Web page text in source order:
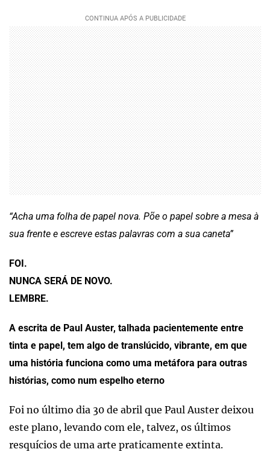
“Acha uma folha de papel nova. Põe o papel sobre a mesa à
sua frente e escreve estas palavras com a sua caneta”
FOI.
NUNCA SERÁ DE NOVO.
LEMBRE.
A escrita de Paul Auster, talhada pacientemente entre
tinta e papel, tem algo de translúcido, vibrante, em que
uma história funciona como uma metáfora para outras
histórias, como num espelho eterno
Foi no último dia 30 de abril que Paul Auster deixou
este plano, levando com ele, talvez, os últimos
resquícios de uma arte praticamente extinta.